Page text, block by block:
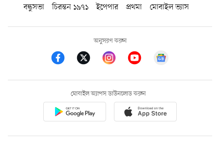
বন্ধুসভা
চিরন্তন ১৯৭১ ইপেপার প্রথমা মোবাইল ভ্যাস
অনুসরণ করুন
মোবাইল অ্যাপস ডাউনলোড করুন